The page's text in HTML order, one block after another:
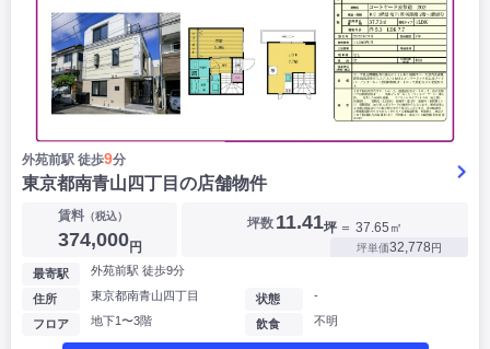
外苑前駅 徒歩9分
東京都南青山四丁目の店舗物件
賃料（税込）
374,000円
坪数 11.41坪 ＝ 37.65㎡
坪単価32,778円
最寄駅 外苑前駅 徒歩9分
住所 東京都南青山四丁目
フロア 地下1〜3階
状態 -
飲食 不明